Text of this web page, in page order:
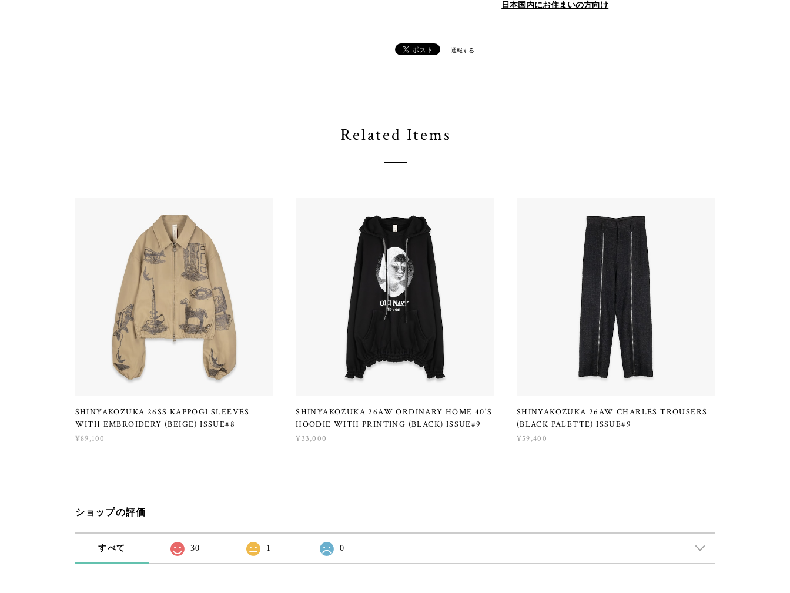
日本国内にお住まいの方向け
通報する
Related Items
SHINYAKOZUKA 26SS KAPPOGI SLEEVES
WITH EMBROIDERY (BEIGE) ISSUE#8
¥89,100
SHINYAKOZUKA 26AW ORDINARY HOME 40'S
HOODIE WITH PRINTING (BLACK) ISSUE#9
¥33,000
SHINYAKOZUKA 26AW CHARLES TROUSERS
(BLACK PALETTE) ISSUE#9
¥59,400
ショップの評価
すべて 30 1 0